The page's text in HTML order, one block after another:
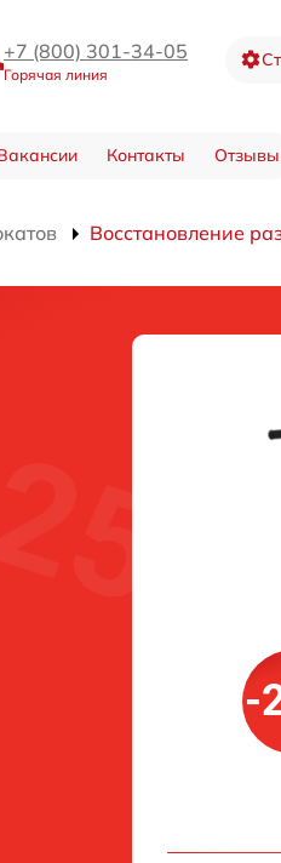
+7 (800) 301-34-05
Горячая линия
Контакты Отзывы
Восстановление
-